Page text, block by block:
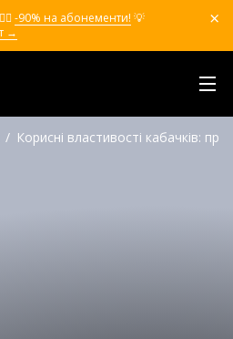
-90% на абонементи! 💡
→
Корисні властивості кабачків: